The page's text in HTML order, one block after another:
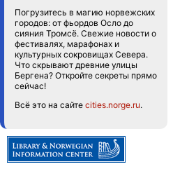
Погрузитесь в магию норвежских
городов: от фьордов Осло до
сияния Тромсё. Свежие новости о
фестивалях, марафонах и
культурных сокровищах Севера.
Что скрывают древние улицы
Бергена? Откройте секреты прямо
сейчас!
Всё это на сайте cities.norge.ru.